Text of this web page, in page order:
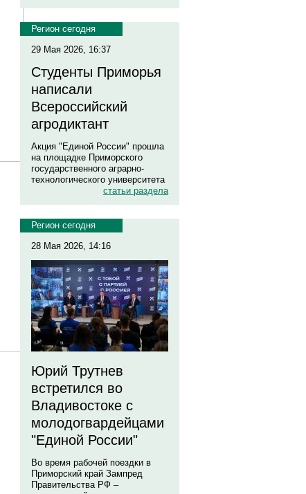
Регион сегодня
29 Мая 2026, 16:37
Студенты Приморья
написали
Всероссийский
агродиктант
Акция "Единой России" прошла
на площадке Приморского
государственного аграрно-
технологического университета
статьи раздела
Регион сегодня
28 Мая 2026, 14:16
Юрий Трутнев
встретился во
Владивостоке с
молодогвардейцами
"Единой России"
Во время рабочей поездки в
Приморский край Зампред
Правительства РФ –